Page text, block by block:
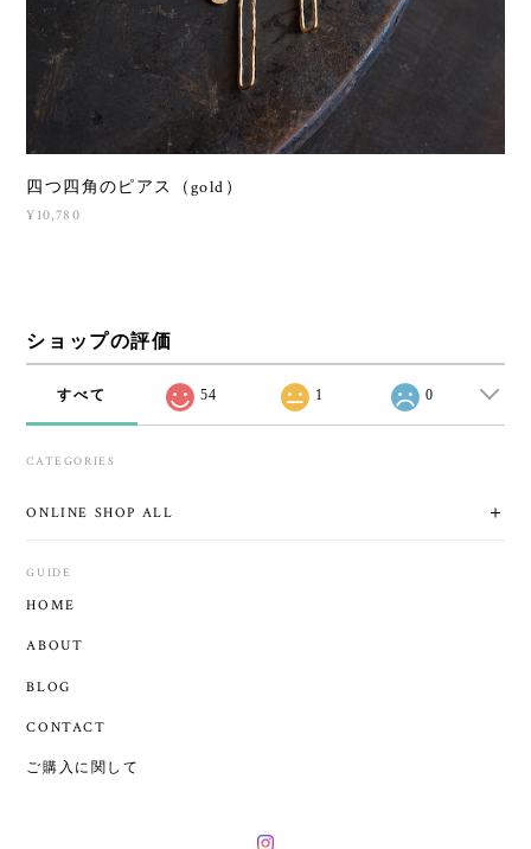
四つ四角のピアス（gold）
¥10,780
ショップの評価
すべて 54 1 0
CATEGORIES
ONLINE SHOP ALL
GUIDE
HOME
ABOUT
BLOG
CONTACT
ご購入に関して